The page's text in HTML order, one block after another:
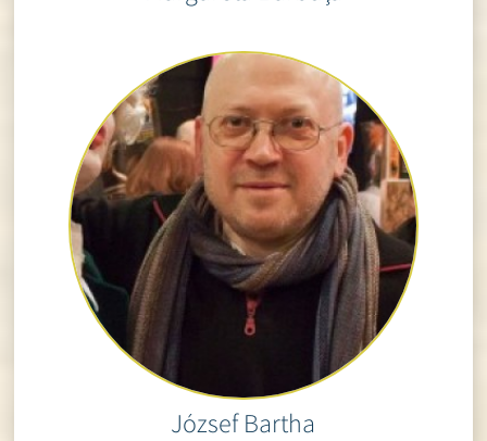
József Bartha